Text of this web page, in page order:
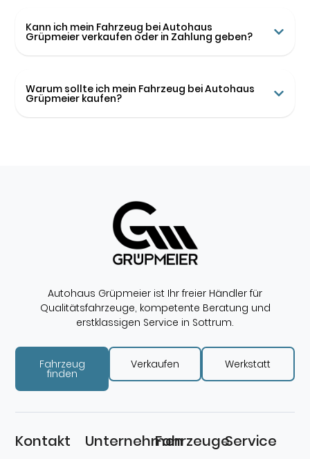
Kann ich mein Fahrzeug bei Autohaus
Grüpmeier verkaufen oder in Zahlung geben?
Warum sollte ich mein Fahrzeug bei Autohaus
Grüpmeier kaufen?
Autohaus Grüpmeier ist Ihr freier Händler für
Qualitätsfahrzeuge, kompetente Beratung und
erstklassigen Service in Sottrum.
Fahrzeug
finden
Verkaufen Werkstatt
Kontakt UnternehmenFahrzeugeService